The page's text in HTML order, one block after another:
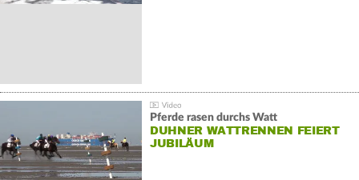
Pferde rasen durchs Watt
DUHNER WATTRENNEN FEIERT
JUBILÄUM